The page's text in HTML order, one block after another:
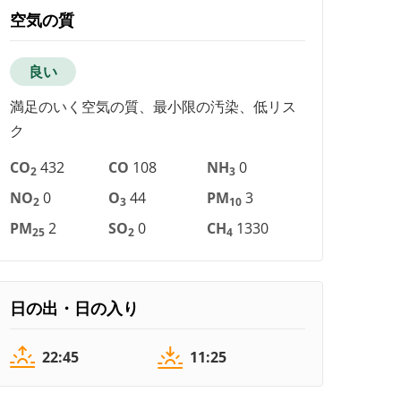
空気の質
良い
満足のいく空気の質、最小限の汚染、低リス
ク
CO2 432 CO 108 NH3 0
NO2 0 O3 44 PM10 3
PM25 2 SO2 0 CH4 1330
日の出・日の入り
22:45 11:25